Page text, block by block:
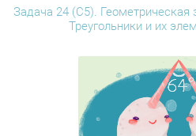
Задача 24 (С5). Геометрическая
Треугольники и их